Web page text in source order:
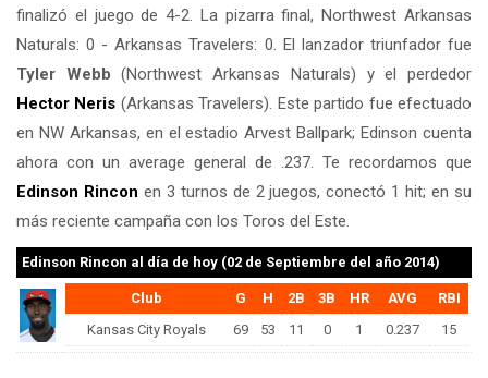
finalizó el juego de 4-2. La pizarra final, Northwest Arkansas
Naturals: 0 - Arkansas Travelers: 0. El lanzador triunfador fue
Tyler Webb (Northwest Arkansas Naturals) y el perdedor
Hector Neris (Arkansas Travelers). Este partido fue efectuado
en NW Arkansas, en el estadio Arvest Ballpark; Edinson cuenta
ahora con un average general de .237. Te recordamos que
Edinson Rincon en 3 turnos de 2 juegos, conectó 1 hit; en su
más reciente campaña con los Toros del Este.
Edinson Rincon al día de hoy (02 de Septiembre del año 2014)
Club G H 2B 3B HR AVG
RBI
Kansas City Royals
69 53 11 0 1 0.237 15